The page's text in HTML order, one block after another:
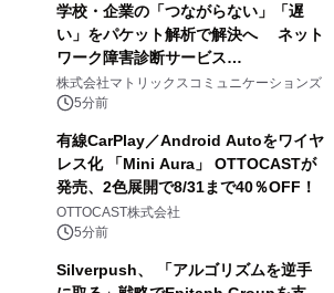
学校・企業の「つながらない」「遅
い」をパケット解析で解決へ ネット
ワーク障害診断サービス
「Sonarman」の一般販売を開始
株式会社マトリックスコミュニケーションズ
5分前
有線CarPlay／Android Autoをワイヤ
レス化 「Mini Aura」 OTTOCASTが
発売、2色展開で8/31まで40％OFF！
OTTOCAST株式会社
5分前
Silverpush、 「アルゴリズムを逆手